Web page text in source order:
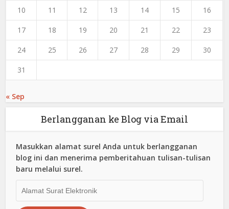
10 11 12 13 14 15 16
17 18 19 20 21 22 23
24 25 26 27 28 29 30
31
« Sep
Berlangganan ke Blog via Email
Masukkan alamat surel Anda untuk berlangganan
blog ini dan menerima pemberitahuan tulisan-tulisan
baru melalui surel.
Surat